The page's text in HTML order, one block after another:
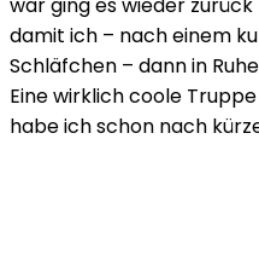
damit ich – nach einem
Schläfchen – dann in
Eine wirklich coole
habe ich schon nach